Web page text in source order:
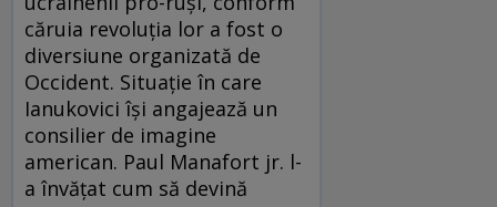
căruia revoluţia lor a fost o
diversiune organizată de
Occident. Situaţie în care
Ianukovici îşi angajează un
consilier de imagine
american. Paul Manafort jr. l-
a învăţat cum să devină